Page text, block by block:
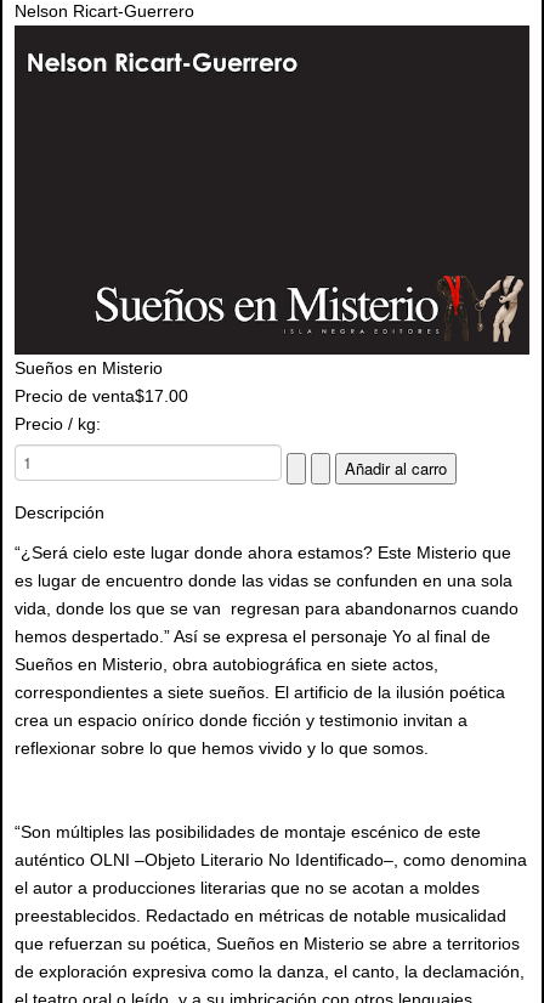
Nelson Ricart-Guerrero
Sueños en Misterio
Precio de venta$17.00
Precio / kg:
Descripción
“¿Será cielo este lugar donde ahora estamos? Este Misterio que
es lugar de encuentro donde las vidas se confunden en una sola
vida, donde los que se van regresan para abandonarnos cuando
hemos despertado.” Así se expresa el personaje Yo al final de
Sueños en Misterio, obra autobiográfica en siete actos,
correspondientes a siete sueños. El artificio de la ilusión poética
crea un espacio onírico donde ficción y testimonio invitan a
reflexionar sobre lo que hemos vivido y lo que somos.
“Son múltiples las posibilidades de montaje escénico de este
auténtico OLNI –Objeto Literario No Identificado–, como denomina
el autor a producciones literarias que no se acotan a moldes
preestablecidos. Redactado en métricas de notable musicalidad
que refuerzan su poética, Sueños en Misterio se abre a territorios
de exploración expresiva como la danza, el canto, la declamación,